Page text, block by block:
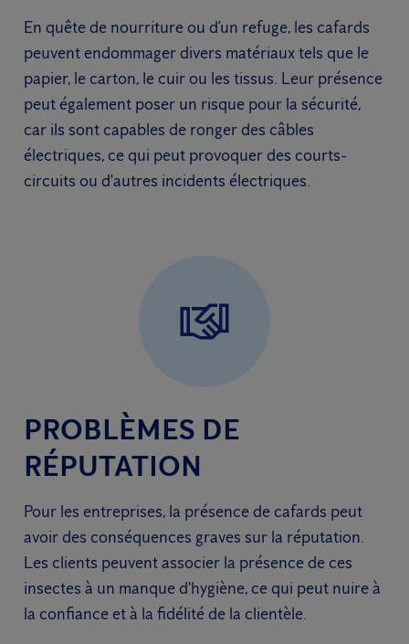
En quête de nourriture ou d’un refuge, les cafards
peuvent endommager divers matériaux tels que le
papier, le carton, le cuir ou les tissus. Leur présence
peut également poser un risque pour la sécurité,
car ils sont capables de ronger des câbles
électriques, ce qui peut provoquer des courts-
circuits ou d'autres incidents électriques.
PROBLÈMES DE
RÉPUTATION
Pour les entreprises, la présence de cafards peut
avoir des conséquences graves sur la réputation.
Les clients peuvent associer la présence de ces
insectes à un manque d'hygiène, ce qui peut nuire à
la confiance et à la fidélité de la clientèle.